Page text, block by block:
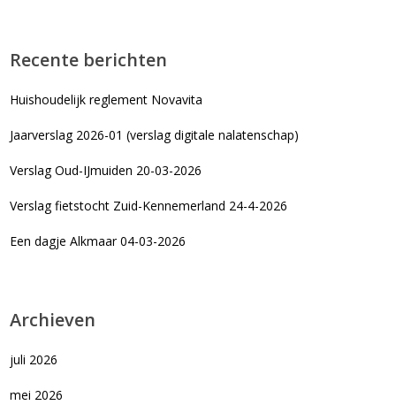
Recente berichten
Huishoudelijk reglement Novavita
Jaarverslag 2026-01 (verslag digitale nalatenschap)
Verslag Oud-IJmuiden 20-03-2026
Verslag fietstocht Zuid-Kennemerland 24-4-2026
Een dagje Alkmaar 04-03-2026
Archieven
juli 2026
mei 2026